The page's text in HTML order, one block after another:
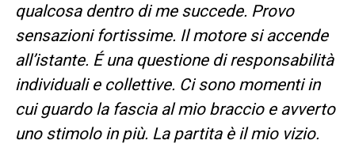
qualcosa dentro di me succede. Provo
sensazioni fortissime. Il motore si accende
all’istante. É una questione di responsabilità
individuali e collettive. Ci sono momenti in
cui guardo la fascia al mio braccio e avverto
uno stimolo in più. La partita è il mio vizio.